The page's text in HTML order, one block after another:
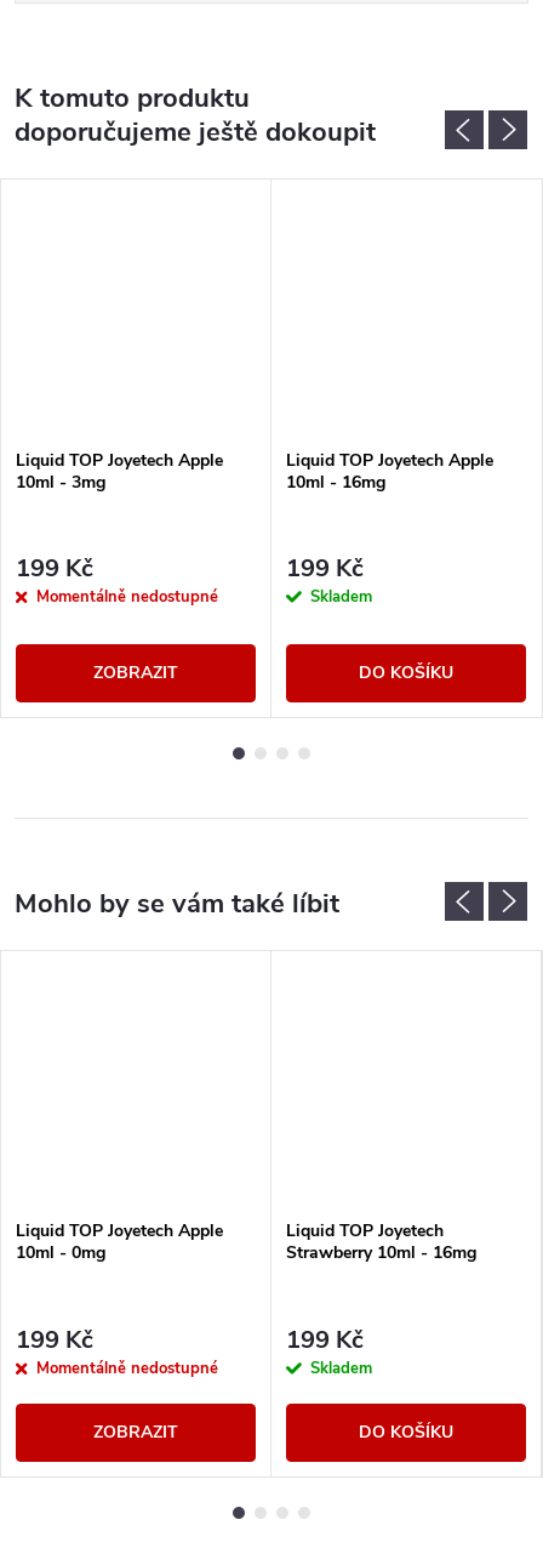
K tomuto produktu
doporučujeme ještě dokoupit
Liquid TOP Joyetech Apple
10ml - 3mg
199 Kč
Momentálně nedostupné
ZOBRAZIT
Liquid TOP Joyetech Apple
10ml - 16mg
199 Kč
Skladem
DO KOŠÍKU
Liquid TOP Joyetech Apple
10ml - 0mg
199 Kč
Momentálně nedostupné
ZOBRAZIT
Liquid TOP Joyetech
Strawberry 10ml - 16mg
199 Kč
Skladem
DO KOŠÍKU